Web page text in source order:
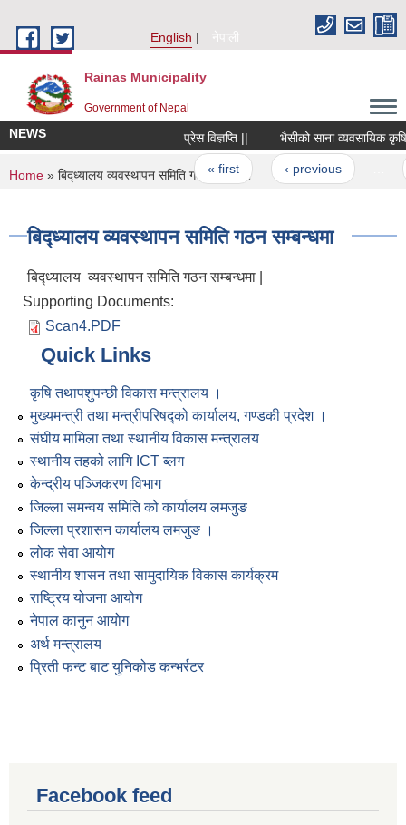
English
नेपाली
Rainas Municipality
Government of Nepal
NEWS प्रेस विज्ञप्ति || भैसीको साना व्यवसायिक
Pages
« first ‹ previous
You are here
Home » बिद्ध्यालय व्यवस्थापन समिति गठन सम्बन्धमा
बिद्ध्यालय व्यवस्थापन समिति गठन सम्बन्धमा
बिद्ध्यालय व्यवस्थापन समिति गठन सम्बन्धमा |
Supporting Documents:
Scan4.PDF
Quick Links
कृषि तथापशुपन्छी विकास मन्त्रालय ।
मुख्यमन्त्री तथा मन्त्रीपरिषद्को कार्यालय, गण्डकी प्रदेश ।
संघीय मामिला तथा स्थानीय विकास मन्त्रालय
स्थानीय तहको लागि ICT ब्लग
केन्द्रीय पञ्जिकरण विभाग
जिल्ला समन्वय समिति को कार्यालय लमजुङ
जिल्ला प्रशासन कार्यालय लमजुङ ।
लोक सेवा आयोग
स्थानीय शासन तथा सामुदायिक विकास कार्यक्रम
राष्ट्रिय योजना आयोग
नेपाल कानुन आयोग
अर्थ मन्त्रालय
प्रिती फन्ट बाट युनिकोड कन्भर्रटर
Facebook feed